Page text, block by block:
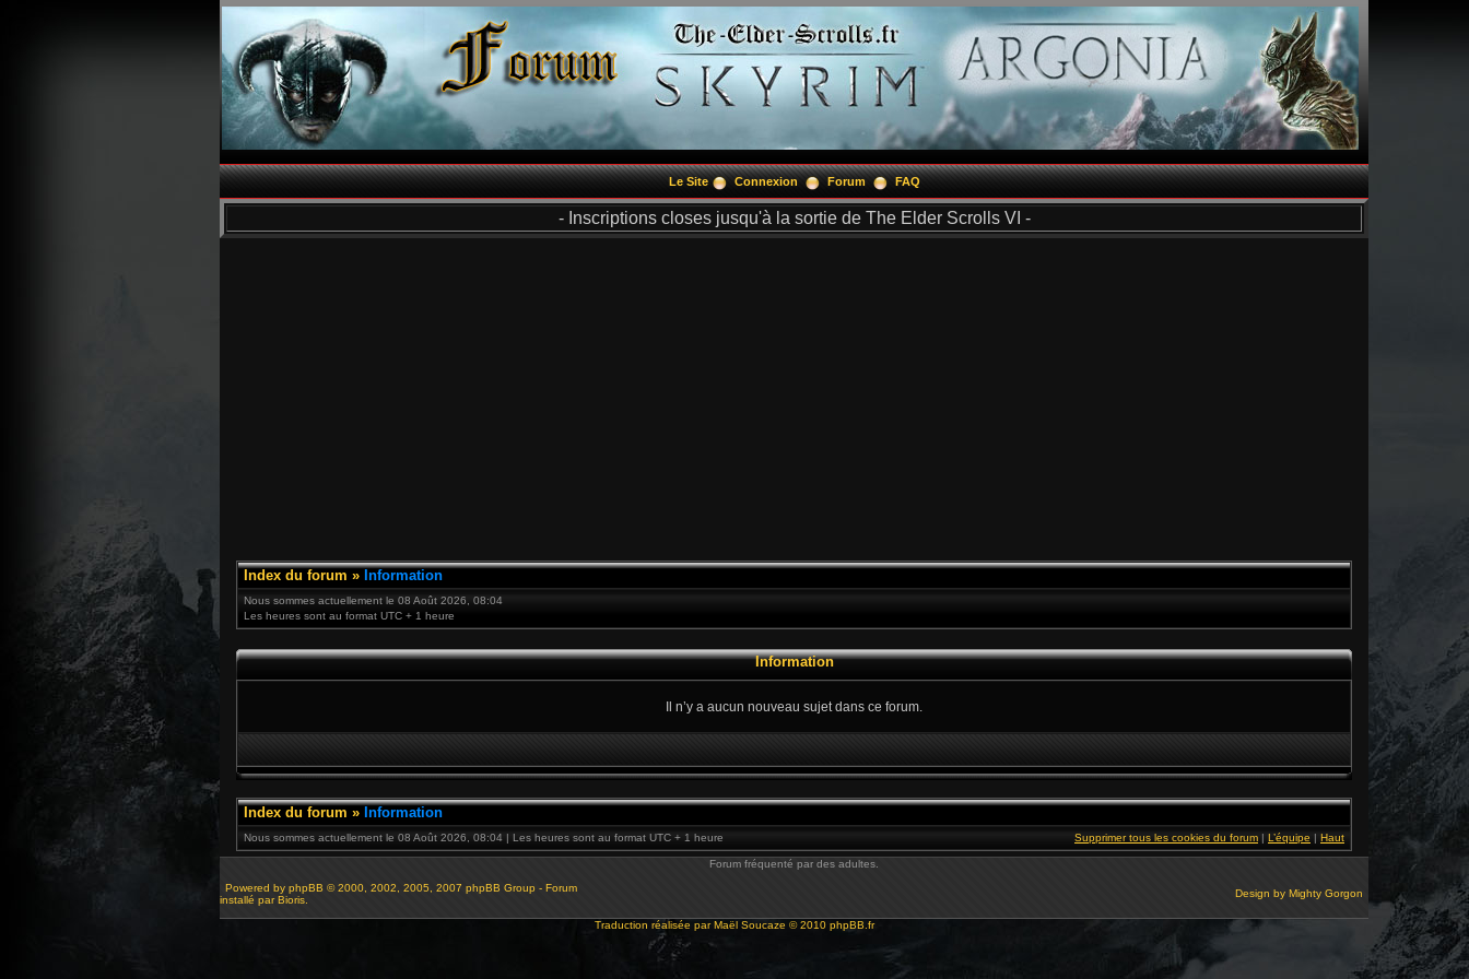
Le Site Connexion Forum FAQ
- Inscriptions closes jusqu'à la sortie de The Elder Scrolls VI -
Index du forum » Information
Nous sommes actuellement le 08 Août 2026, 08:04
Les heures sont au format UTC + 1 heure
Information
Il n’y a aucun nouveau sujet dans ce forum.
Index du forum » Information
Nous sommes actuellement le 08 Août 2026, 08:04 | Les heures sont au format UTC + 1 heure Supprimer tous les cookies du forum | L’équipe | Haut
Forum fréquenté par des adultes.
Powered by phpBB © 2000, 2002, 2005, 2007 phpBB Group - Forum
installé par Bioris.
Design by Mighty Gorgon
Traduction réalisée parMaël Soucaze © 2010 phpBB.fr